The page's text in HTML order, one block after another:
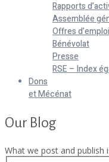
Rapports
Assemblée
Offres
Bénévolat
Presse
RSE – Index
Dons
et Mécénat
Our Blog
What we post and publish